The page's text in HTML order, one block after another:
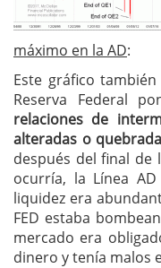
máximo en la AD:
Este gráfico
Reserva Federal
relaciones de
alteradas o
después del final de
ocurría, la Línea
liquidez era
FED estaba
mercado era
dinero y tenía malos